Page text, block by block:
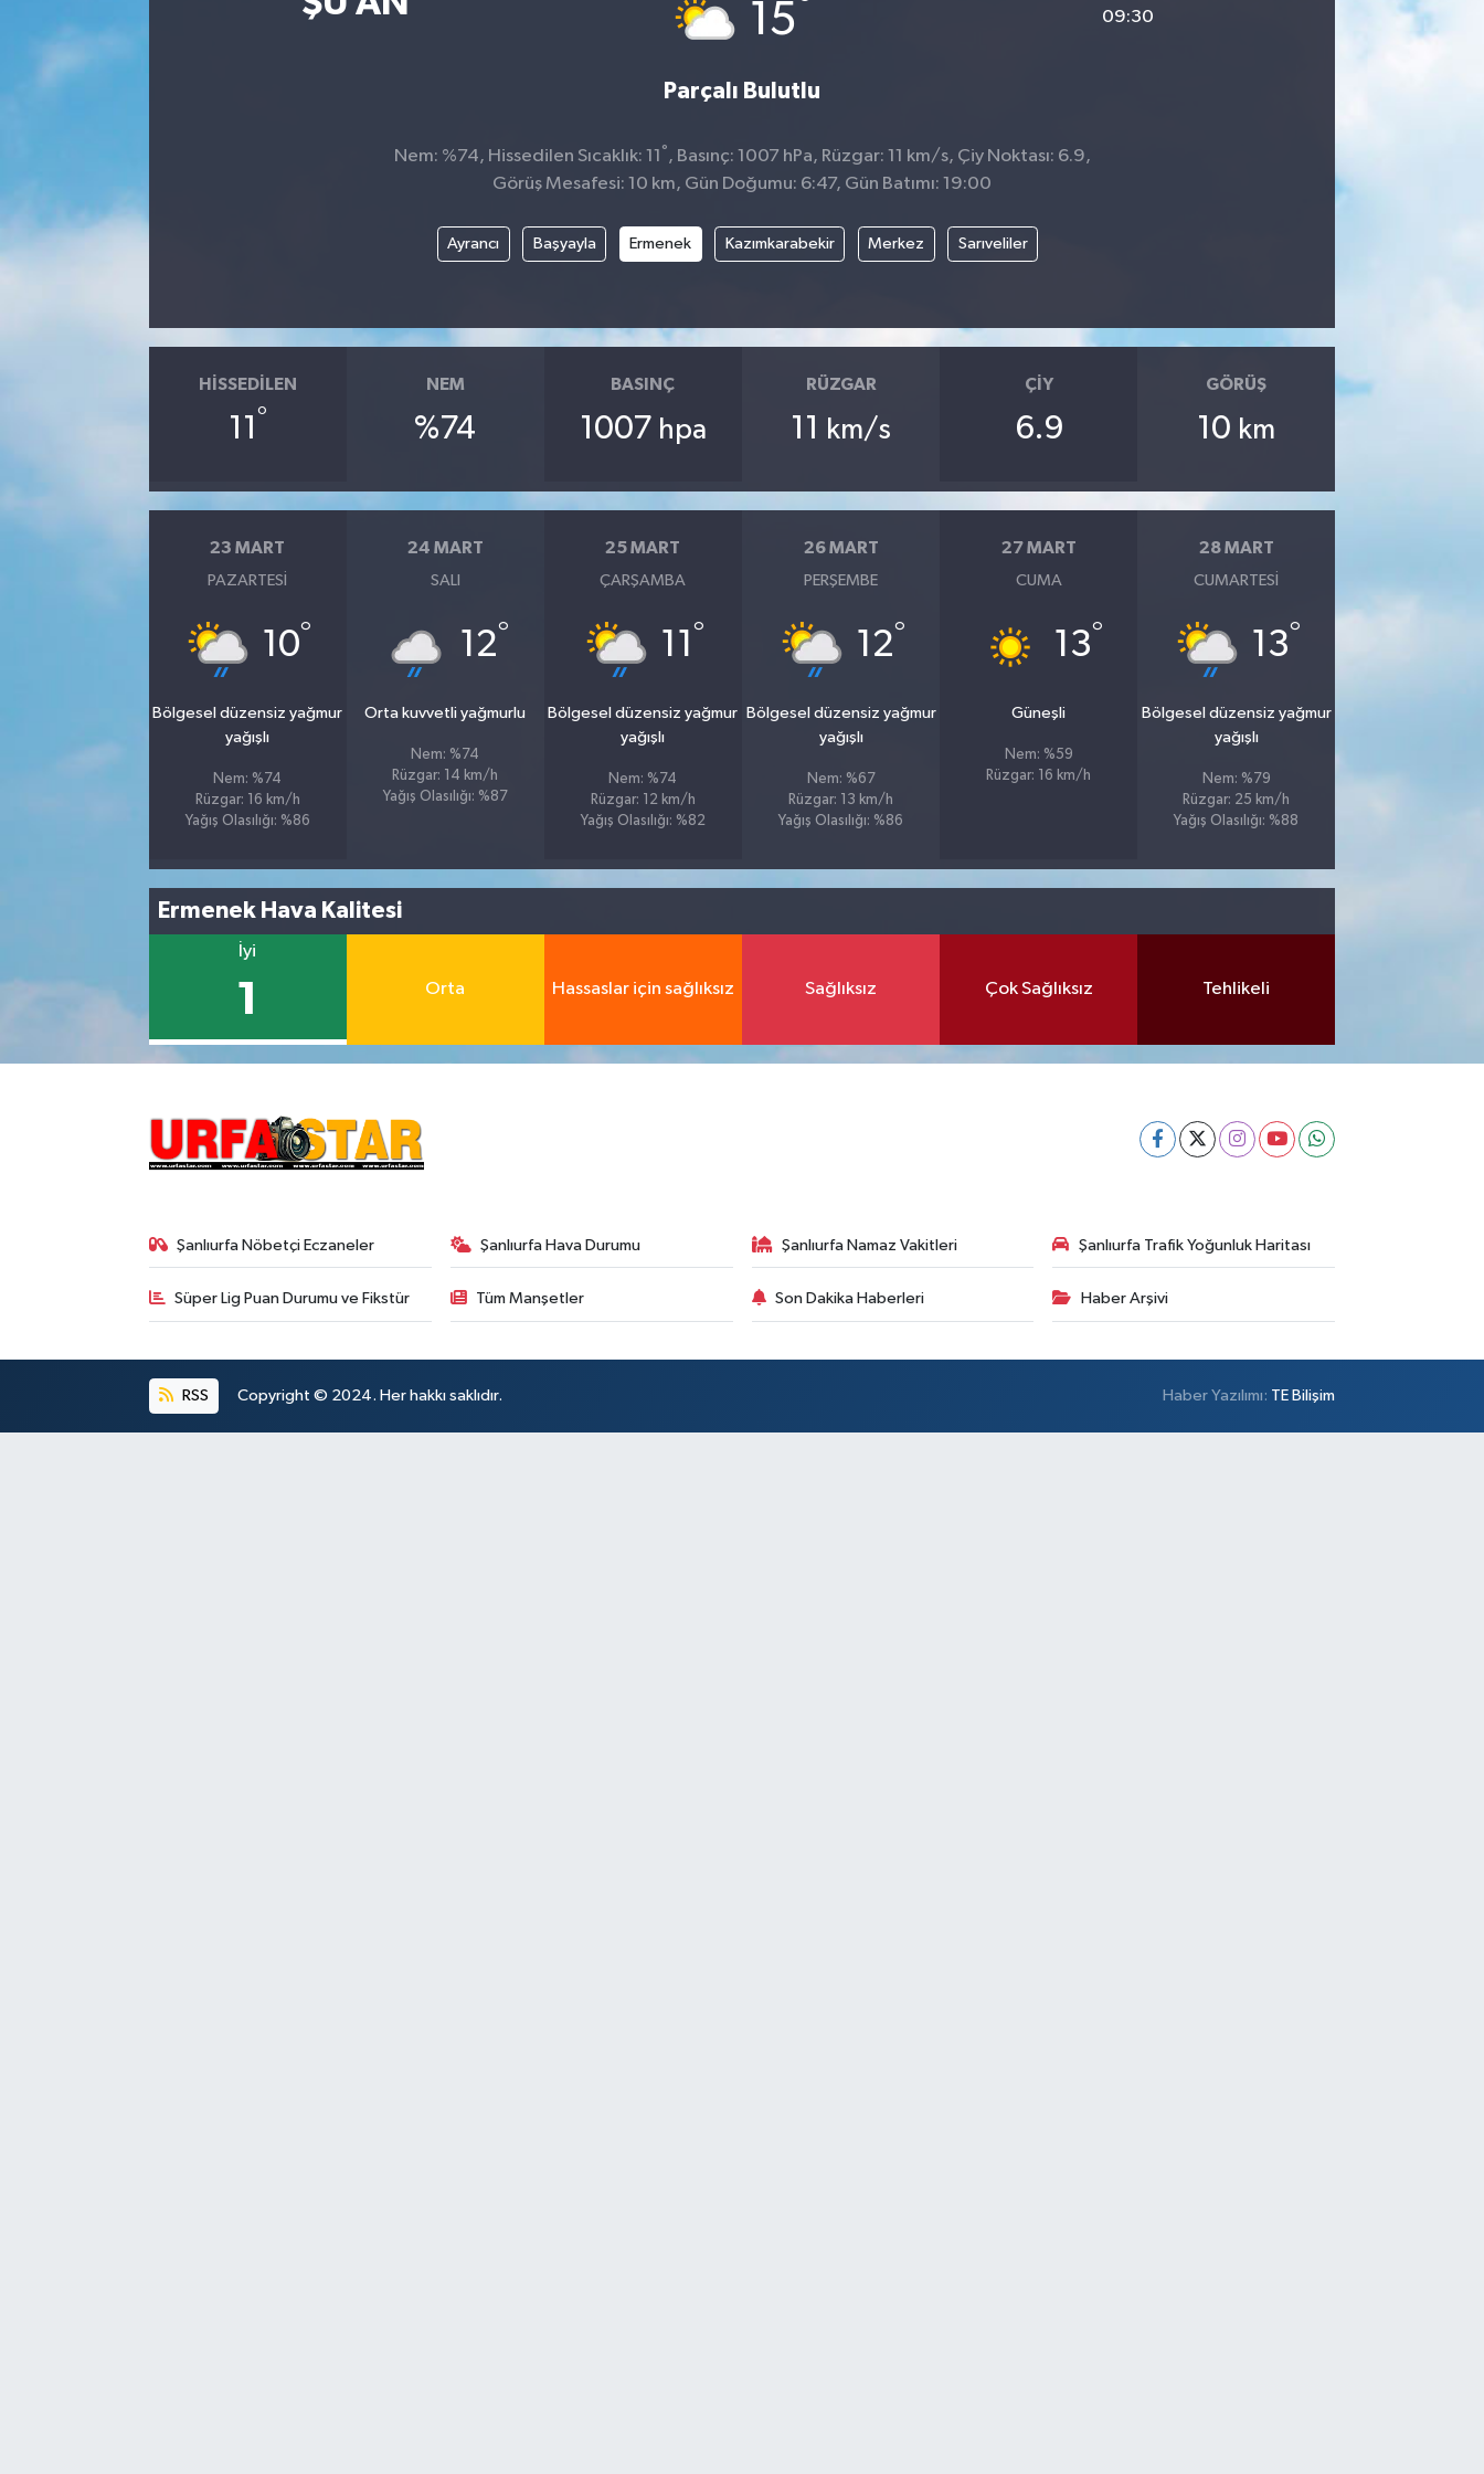
15
Parçalı Bulutlu
09:30
Nem: %74, Hissedilen Sıcaklık: 11 ° , Basınç: 1007 hPa, Rüzgar: 11 km/s, Çiy Noktası: 6.9,
Görüş Mesafesi: 10 km, Gün Doğumu: 6:47, Gün Batımı: 19:00
Ayrancı Başyayla Ermenek Kazımkarabekir Merkez Sarıveliler
HISSEDILEN
11 °
NEM
%74
BASINÇ
1007 hpa
RÜZGAR
11 km/s
ÇIY
6.9
GÖRÜŞ
10 km
23 MART
PAZARTESI
10°
Bölgesel düzensiz yağmur
yağışlı
Nem: %74
Rüzgar: 16 km/h
Yağış Olasılığı: %86
24 MART
SALI
12°
Orta kuvvetli yağmurlu
Nem: %74
Rüzgar: 14 km/h
Yağış Olasılığı: %87
25 MART
ÇARŞAMBA
11 °
Bölgesel düzensiz yağmur
yağışlı
Nem: %74
Rüzgar: 12 km/h
Yağış Olasılığı: %82
26 MART
PERŞEMBE
12°
Bölgesel düzensiz yağmur
yağışlı
Nem: %67
Rüzgar: 13 km/h
Yağış Olasılığı: %86
27 MART
CUMA
13°
Güneşli
Nem: %59
Rüzgar: 16 km/h
28 MART
CUMARTESI
13°
Bölgesel düzensiz yağmur
yağışlı
Nem: %79
Rüzgar: 25 km/h
Yağış Olasılığı: %88
Ermenek Hava Kalitesi
İyi
1 Orta Hassaslar için sağlıksız Sağlıksız Çok Sağlıksız Tehlikeli
Şanlıurfa Nöbetçi Eczaneler Şanlıurfa Hava Durumu Şanlıurfa Namaz Vakitleri Şanlıurfa Trafik Yoğunluk Haritası
Süper Lig Puan Durumu ve Fikstür Tüm Manşetler Son Dakika Haberleri Haber Arşivi
RSS Copyright © 2024. Her hakkı saklıdır. Haber Yazılımı: TE Bilişim